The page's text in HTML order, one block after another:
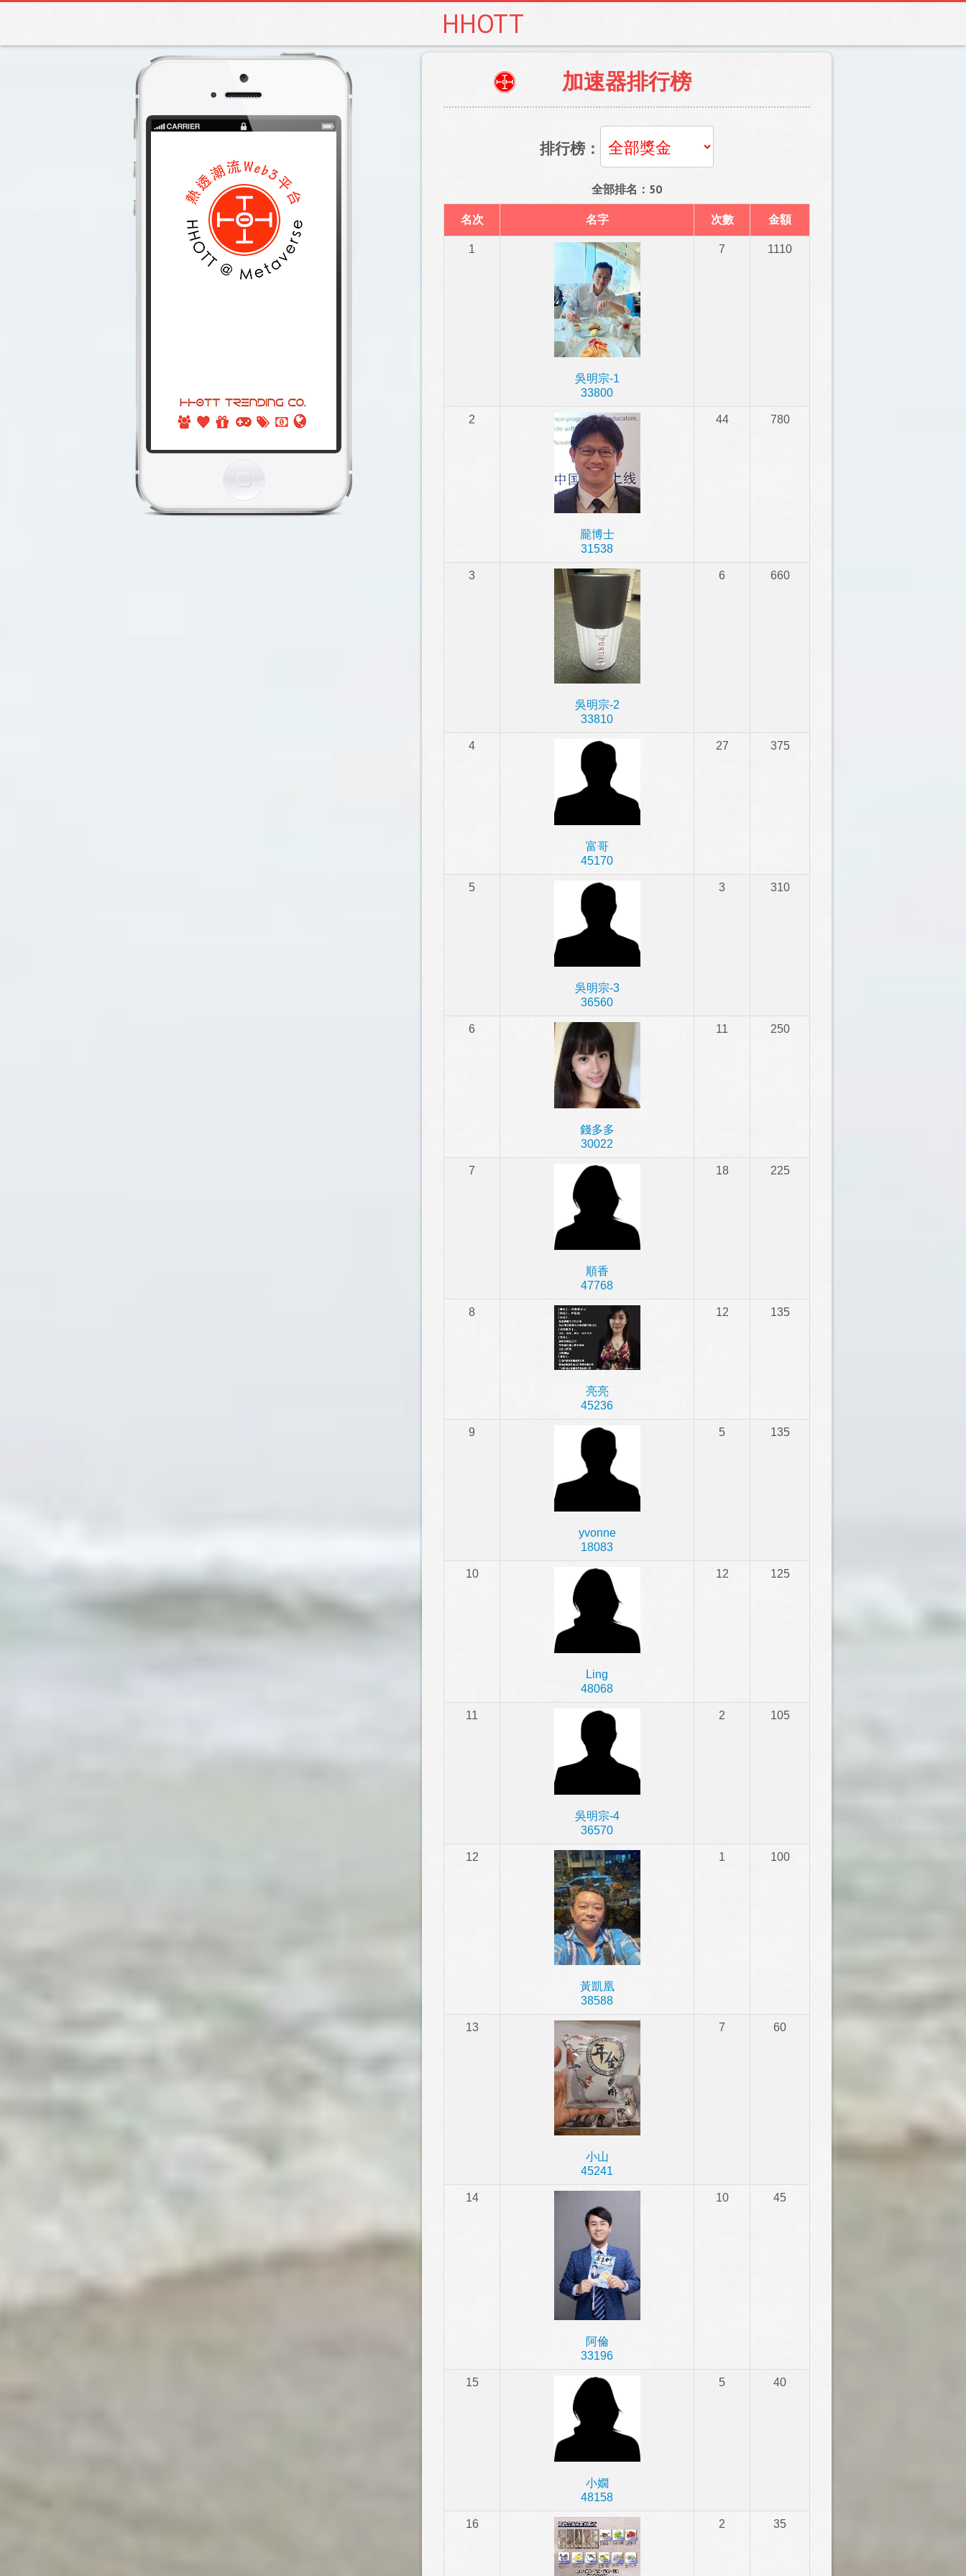
HHOTT
加速器排行榜
排行榜：
全部排名：50
名次 名字 次數 金額
1
吳明宗-1
33800
7 1110
2
龎博士
31538
44 780
3
吳明宗-2
33810
6 660
4
富哥
45170
27 375
5
吳明宗-3
36560
3 310
6
錢多多
30022
11 250
7
順香
47768
18 225
8
亮亮
45236
12 135
9
yvonne
18083
5 135
10
Ling
48068
12 125
11
吳明宗-4
36570
2 105
12
黃凱凰
38588
1 100
13
小山
45241
7 60
14
阿倫
33196
10 45
15
小嫺
48158
5 40
16 2 35